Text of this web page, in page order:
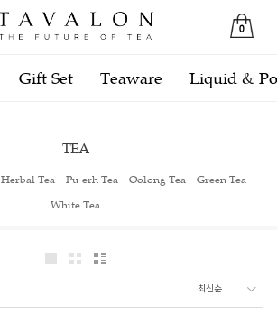
0
Gift Set Teaware Liquid &
TEA
Herbal Tea Pu-erh Tea Oolong Tea
Green Tea
White Tea